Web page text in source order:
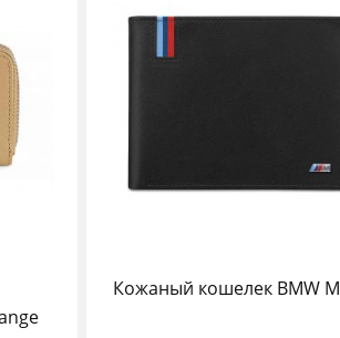
Кожаный кошелек BMW M